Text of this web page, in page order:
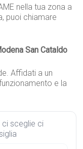
nella tua zona a
puoi chiamare
San Cataldo
Affidati a un
e la
ci sceglie ci